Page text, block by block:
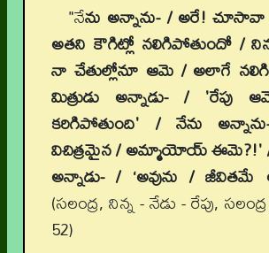
"నేను అన్నాను- / అరే!
అతని కౌగిట్లో నలిగిపోతుందో /
నా చేతుల్లోనూ ఆమె / అలాగే
మిత్రుడు అన్నాడు- / 'రేపు
కరిగిపోతుంది' / నేను
విచిత్రమైన / అమ్మాయోయ్ ఈమె?!' /
అన్నాడు- / ‘అవును /
(సలంద్ర, నిన్న - నేడు - రేపు,
52)